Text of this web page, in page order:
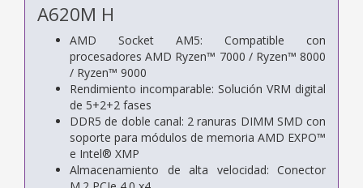
A620M H
AMD Socket AM5: Compatible con
procesadores AMD Ryzen™ 7000 / Ryzen™ 8000
/ Ryzen™ 9000
Rendimiento incomparable: Solución VRM digital
de 5+2+2 fases
DDR5 de doble canal: 2 ranuras DIMM SMD con
soporte para módulos de memoria AMD EXPO™
e Intel® XMP
Almacenamiento de alta velocidad: Conector